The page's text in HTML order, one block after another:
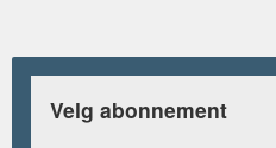
Velg abonnement